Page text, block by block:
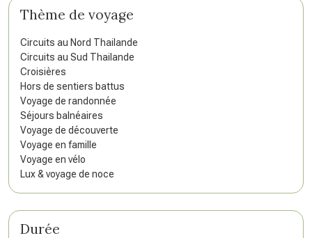
Thème de voyage
Circuits au Nord Thailande
Circuits au Sud Thailande
Croisières
Hors de sentiers battus
Voyage de randonnée
Séjours balnéaires
Voyage de découverte
Voyage en famille
Voyage en vélo
Lux & voyage de noce
Durée